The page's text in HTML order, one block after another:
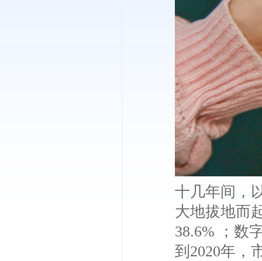
十几年间，
大地拔地而
38.6% ；数
到2020年，